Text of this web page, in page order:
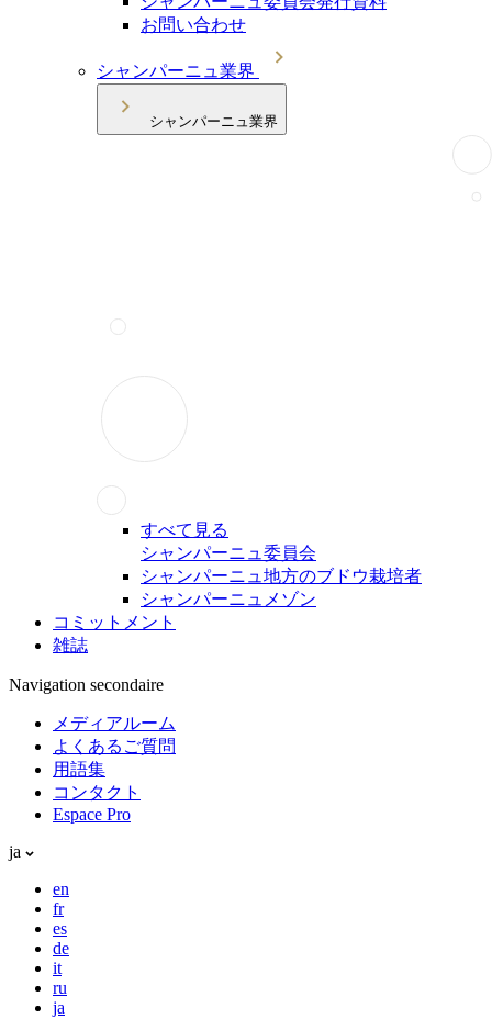
お問い合わせ
シャンパーニュ業界
シャンパーニュ業界
すべて見る
シャンパーニュ委員会
シャンパーニュ地方のブドウ栽培者
シャンパーニュメゾン
コミットメント
雑誌
Navigation secondaire
メディアルーム
よくあるご質問
用語集
コンタクト
Espace Pro
ja
en
fr
es
de
it
ru
ja